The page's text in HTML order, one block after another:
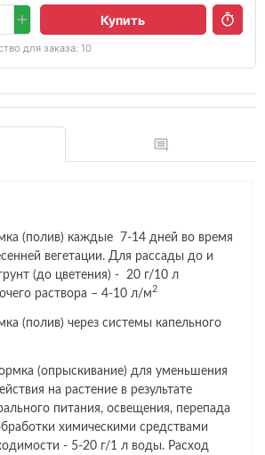
Купить
для заказа: 10
(полив) каждые 7-14 дней во время
вегетации. Для рассады до и
(до цветения) - 20 г/10 л
раствора – 4-10 л/м2
(полив) через системы капельного
(опрыскивание) для уменьшения
на растение в результате
питания, освещения, перепада
химическими средствами
- 5-20 г/1 л воды. Расход